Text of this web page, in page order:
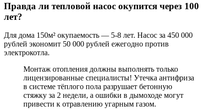
Правда ли тепловой насос окупится через 100
лет?
Для дома 150м² окупаемость — 5-8 лет. Насос за 450 000
рублей экономит 50 000 рублей ежегодно против
электрокотла.
Монтаж отопления должны выполнять только
лицензированные специалисты! Утечка антифриза
в системе тёплого пола разрушает бетонную
стяжку за 2 недели, а ошибки в дымоходе могут
привести к отравлению угарным газом.